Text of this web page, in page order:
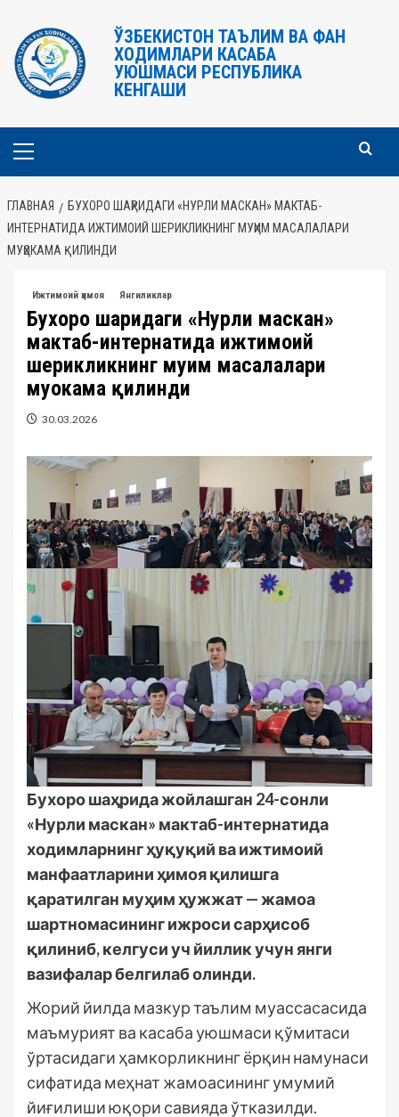
содержимому
ЎЗБЕКИСТОН ТАЪЛИМ ВА ФАН
ХОДИМЛАРИ КАСАБА
УЮШМАСИ РЕСПУБЛИКА
КЕНГАШИ
Основное
ГЛАВНАЯ
БУХОРО ШАҲРИДАГИ «НУРЛИ МАСКАН» МАКТАБ-
ИНТЕРНАТИДА ИЖТИМОИЙ ШЕРИКЛИКНИНГ МУҲИМ МАСАЛАЛАРИ
МУҲОКАМА ҚИЛИНДИ
Ижтимоий ҳимоя Янгиликлар
Бухоро шаҳридаги «Нурли маскан»
мактаб-интернатида ижтимоий
шерикликнинг муҳим масалалари
муҳокама қилинди
30.03.2026
Бухоро шаҳрида жойлашган 24-сонли
«Нурли маскан» мактаб-интернатида
ходимларнинг ҳуқуқий ва ижтимоий
манфаатларини ҳимоя қилишга
қаратилган муҳим ҳужжат — жамоа
шартномасининг ижроси сарҳисоб
қилиниб, келгуси уч йиллик учун янги
вазифалар белгилаб олинди.
Жорий йилда мазкур таълим муассасасида
маъмурият ва касаба уюшмаси қўмитаси
ўртасидаги ҳамкорликнинг ёрқин намунаси
сифатида меҳнат жамоасининг умумий
йиғилиши юқори савияда ўтказилди.